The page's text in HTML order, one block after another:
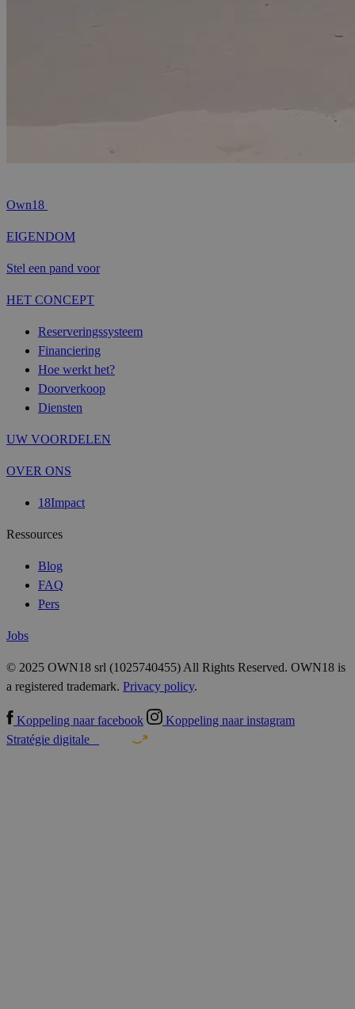
Own18
EIGENDOM
Stel een pand voor
HET CONCEPT
Reserveringssysteem
Financiering
Hoe werkt het?
Doorverkoop
Diensten
UW VOORDELEN
OVER ONS
18Impact
Ressources
Blog
FAQ
Pers
Jobs
© 2025 OWN18 srl (1025740455) All Rights Reserved. OWN18 is
a registered trademark. Privacy policy.
Koppeling naar facebook
Koppeling naar instagram
Stratégie digitale